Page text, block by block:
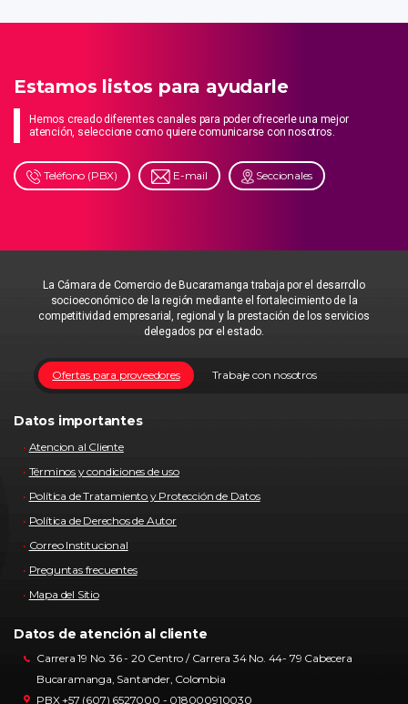
Estamos listos para ayudarle
Hemos creado diferentes canales para poder ofrecerle una mejor
atención, seleccione como quiere comunicarse con nosotros.
Teléfono (PBX) E-mail Seccionales
La Cámara de Comercio de Bucaramanga trabaja por el desarrollo
socioeconómico de la región mediante el fortalecimiento de la
competitividad empresarial, regional y la prestación de los servicios
delegados por el estado.
Trabaje con nosotros
Ofertas para proveedores
Datos importantes
Atencion al Cliente
Términos y condiciones de uso
Política de Tratamiento y Protección de Datos
Política de Derechos de Autor
Correo Institucional
Preguntas frecuentes
Mapa del Sitio
Datos de atención al cliente
Carrera 19 No. 36 - 20 Centro / Carrera 34 No. 44- 79 Cabecera
Bucaramanga, Santander, Colombia
PBX +57 (607) 6527000 - 018000910030